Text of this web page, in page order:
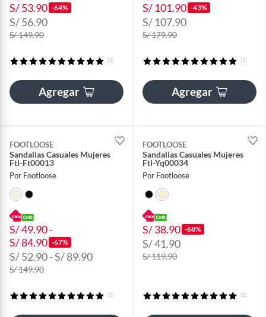
S/ 53.90 -64%
S/ 56.90
S/ 149.90
(2)
Agregar
S/ 101.90 -43%
S/ 107.90
S/ 179.90
(3)
Agregar
FOOTLOOSE
Sandalias Casuales Mujeres
Ftl-Ft00013
Por Footloose
S/ 49.90 -
S/ 84.90 -67%
S/ 52.90 - S/ 89.90
S/ 149.90
(1)
FOOTLOOSE
Sandalias Casuales Mujeres
Ftl-Yq00034
Por Footloose
S/ 38.90 -68%
S/ 41.90
S/ 119.90
(2)